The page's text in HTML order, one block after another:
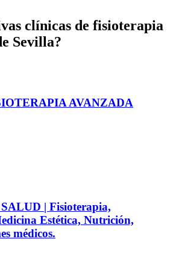
clínicas de fisioterapia
Sevilla?
AVANZADA
| Fisioterapia,
Estética, Nutrición,
médicos.